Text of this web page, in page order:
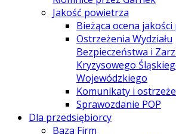
Jakość powietrza
Bieżąca ocena
Ostrzeżenia Wydziału
Bezpieczeństwa i
Kryzysowego
Wojewódzkiego
Komunikaty i
Sprawozdanie POP
Dla przedsiębiorcy
Baza Firm